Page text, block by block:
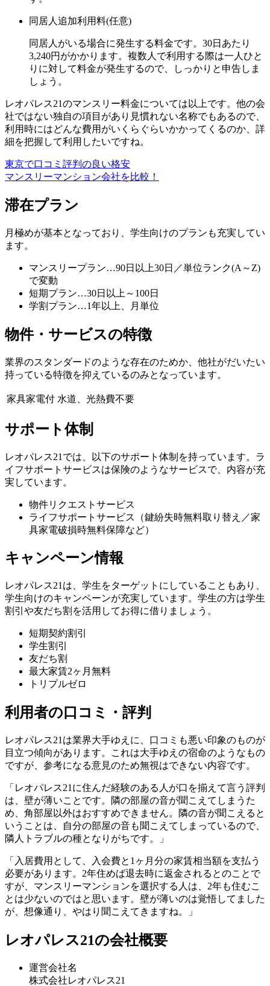
同居人追加利用料(任意)
同居人がいる場合に発生する料金です。 30日あたり
3,240円 がかかります。複数人で利用する際は一人ひと
りに対して料金が発生するので、しっかりと申告しま
しょう。
レオパレス21のマンスリー料金については以上です。他の会
社ではない独自の項目があり見慣れない名称でもあるので、
利用時にはどんな費用がいくらぐらいかかってくるのか、詳
細を把握して利用したいですね。
東京で口コミ評判の良い格安
マンスリーマンション会社を比較！
滞在プラン
月極めが基本となっており、学生向けのプランも充実してい
ます。
マンスリープラン…90日以上30日／単位ランク(A～Z)
で変動
短期プラン…30日以上～100日
学割プラン…1年以上、月単位
物件・サービスの特徴
業界のスタンダードのような存在のためか、他社がだいたい
持っている特徴を抑えているのみとなっています。
家具家電付 水道、光熱費不要
サポート体制
レオパレス21では、以下のサポート体制を持っています。ラ
イフサポートサービスは保険のようなサービスで、内容が充
実しています。
物件リクエストサービス
ライフサポートサービス（鍵紛失時無料取り替え／家
具家電破損時無料保障など）
キャンペーン情報
レオパレス21は、学生をターゲットにしていることもあり、
学生向けのキャンペーンが充実しています。学生の方は学生
割引や友だち割を活用してお得に借りましょう。
短期契約割引
学生割引
友だち割
最大家賃2ヶ月無料
トリプルゼロ
利用者の口コミ・評判
レオパレス21は業界大手ゆえに、口コミも悪い印象のものが
目立つ傾向があります。これは大手ゆえの宿命のようなもの
ですが、参考になる意見のため無視はできない内容です。
「レオパレス21に住んだ経験のある人が口を揃えて言う評判
は、壁が薄いことです。隣の部屋の音が聞こえてしまうた
め、角部屋以外はおすすめできません。隣の音が聞こえると
いうことは、自分の部屋の音も聞こえてしまっているので、
隣人トラブルの種となりがちです。」
「入居費用として、入会費と1ヶ月分の家賃相当額を支払う
必要があります。2年住めば退去時に返金されるとのことで
すが、マンスリーマンションを選択する人は、2年も住むこ
とは少ないのではと思います。壁が薄いのは覚悟してました
が、想像通り、やはり聞こえてきますね。」
レオパレス21の会社概要
運営会社名
株式会社レオパレス21